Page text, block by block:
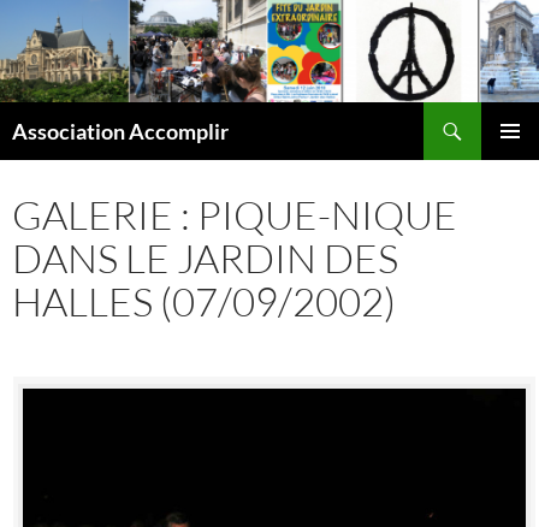
contenu
Association Accomplir
GALERIE : PIQUE-NIQUE
DANS LE JARDIN DES
HALLES (07/09/2002)